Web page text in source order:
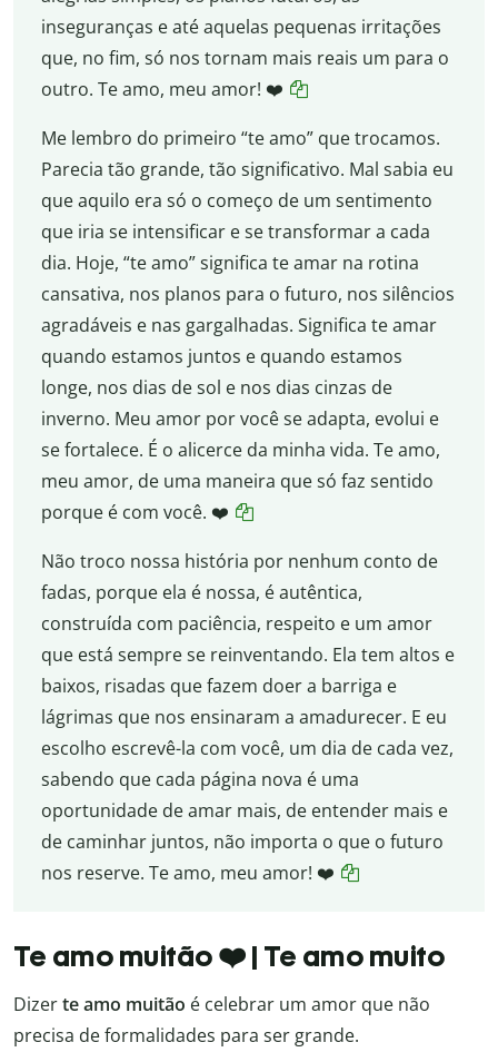
inseguranças e até aquelas pequenas irritações
que, no fim, só nos tornam mais reais um para o
outro. Te amo, meu amor! ❤️
Me lembro do primeiro “te amo” que trocamos.
Parecia tão grande, tão significativo. Mal sabia eu
que aquilo era só o começo de um sentimento
que iria se intensificar e se transformar a cada
dia. Hoje, “te amo” significa te amar na rotina
cansativa, nos planos para o futuro, nos silêncios
agradáveis e nas gargalhadas. Significa te amar
quando estamos juntos e quando estamos
longe, nos dias de sol e nos dias cinzas de
inverno. Meu amor por você se adapta, evolui e
se fortalece. É o alicerce da minha vida. Te amo,
meu amor, de uma maneira que só faz sentido
porque é com você. ❤️
Não troco nossa história por nenhum conto de
fadas, porque ela é nossa, é autêntica,
construída com paciência, respeito e um amor
que está sempre se reinventando. Ela tem altos e
baixos, risadas que fazem doer a barriga e
lágrimas que nos ensinaram a amadurecer. E eu
escolho escrevê-la com você, um dia de cada vez,
sabendo que cada página nova é uma
oportunidade de amar mais, de entender mais e
de caminhar juntos, não importa o que o futuro
nos reserve. Te amo, meu amor! ❤️
Te amo muitão ❤️ | Te amo muito
Dizerte amo muitão é celebrar um amor que não
precisa de formalidades para ser grande.